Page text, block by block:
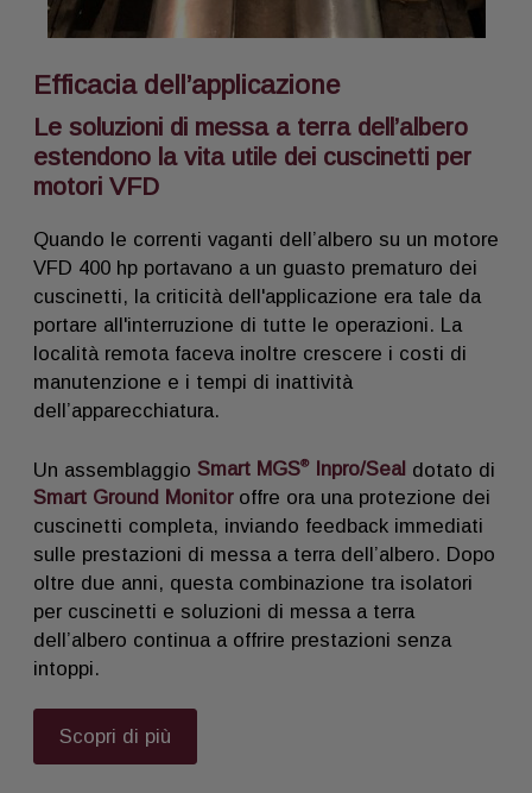
Efficacia dell’applicazione
Le soluzioni di messa a terra dell’albero
estendono la vita utile dei cuscinetti per
motori VFD
Quando le correnti vaganti dell’albero su un motore
VFD 400 hp portavano a un guasto prematuro dei
cuscinetti, la criticità dell'applicazione era tale da
portare all'interruzione di tutte le operazioni. La
località remota faceva inoltre crescere i costi di
manutenzione e i tempi di inattività
dell’apparecchiatura.
Un assemblaggio Smart MGS®Inpro/Seal dotato di
Smart Ground Monitoroffre ora una protezione dei
cuscinetti completa, inviando feedback immediati
sulle prestazioni di messa a terra dell’albero. Dopo
oltre due anni, questa combinazione tra isolatori
per cuscinetti e soluzioni di messa a terra
dell’albero continua a offrire prestazioni senza
intoppi.
Scopri di più